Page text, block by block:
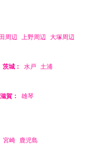
周辺 上野周辺 大塚周辺
茨城： 水戸 土浦
滋賀： 雄琴
宮崎 鹿児島